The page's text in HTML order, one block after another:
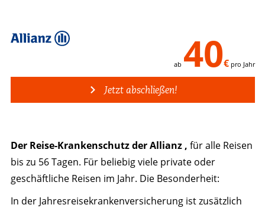
ab 40€pro Jahr
Jetzt abschließen!
DerReise-Krankenschutz der Allianz , für alle Reisen
bis zu 56 Tagen. Für beliebig viele private oder
geschäftliche Reisen im Jahr. Die Besonderheit:
In der Jahresreisekrankenversicherung ist zusätzlich